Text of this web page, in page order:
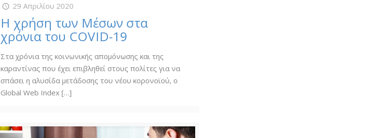
29 Απριλίου 2020
Η χρήση των Μέσων στα
χρόνια του COVID-19
Στα χρόνια της κοινωνικής απομόνωσης και της
καραντίνας που έχει επιβληθεί στους πολίτες για να
σπάσει η αλυσίδα μετάδοσης του νέου κορονοϊού, ο
Global Web Index […]